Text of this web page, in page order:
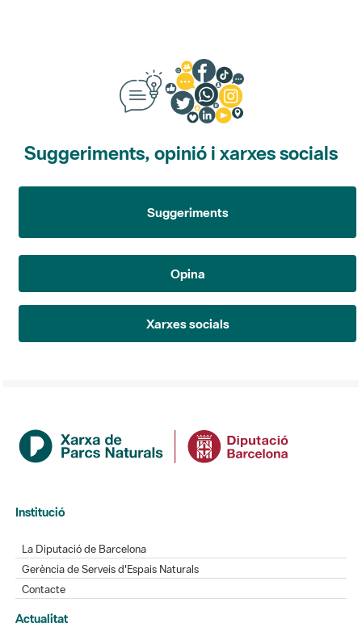
Suggeriments, opinió i xarxes socials
Suggeriments
Opina
Xarxes socials
Institució
La Diputació de Barcelona
Gerència de Serveis d'Espais Naturals
Contacte
Actualitat